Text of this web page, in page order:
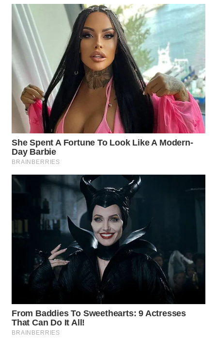
NUSANTARA
WN
JOGJA
WN
JATIM
WN
BALI
WN
KALBAR
KALTENG
KALTARA
WN
KALSEL
KALTIM
WN